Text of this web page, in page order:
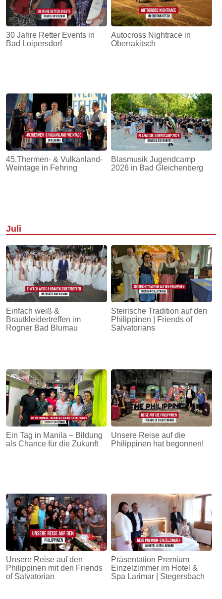
30 Jahre Retter Events in
Bad Loipersdorf
Autocross Nightrace in
Oberrakitsch
45.Thermen- & Vulkanland-
Weintage in Fehring
Blasmusik Jugendcamp
2026 in Bad Gleichenberg
Juli
Einfach weiß &
Brautkleidertreffen im
Rogner Bad Blumau
Steirische Tradition auf den
Philippinen | Friends of
Salvatorians
Ein Tag in Manila – Bildung
als Chance für die Zukunft
Unsere Reise auf die
Philippinen hat begonnen!
Unsere Reise auf den
Philippinen mit den Friends
of Salvatorian
Präsentation Premium
Einzelzimmer im Hotel &
Spa Larimar | Stegersbach